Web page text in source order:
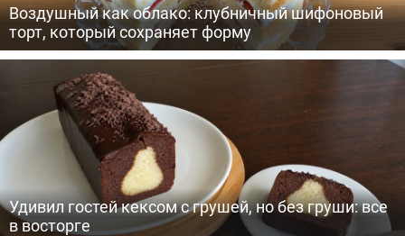
Воздушный как облако: клубничный шифоновый
торт, который сохраняет форму
Удивил гостей кексом с грушей, но без груши: все
в восторге